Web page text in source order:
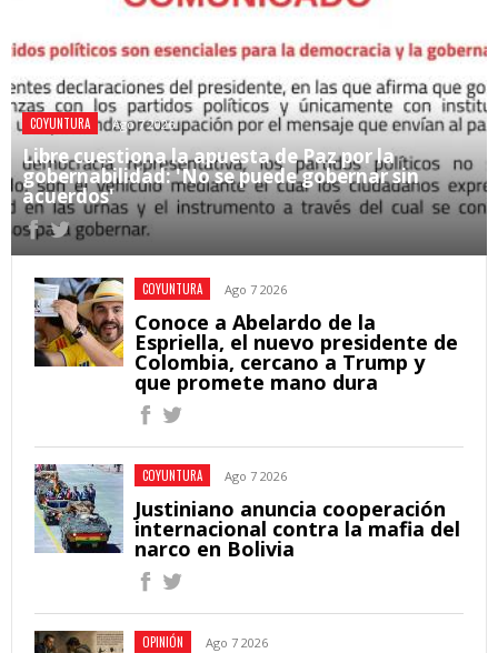
COYUNTURA Ago 7 2026
Libre cuestiona la apuesta de Paz por la
gobernabilidad: 'No se puede gobernar sin
acuerdos'
COYUNTURA Ago 7 2026
Conoce a Abelardo de la
Espriella, el nuevo presidente de
Colombia, cercano a Trump y
que promete mano dura
COYUNTURA Ago 7 2026
Justiniano anuncia cooperación
internacional contra la mafia del
narco en Bolivia
OPINIÓN Ago 7 2026